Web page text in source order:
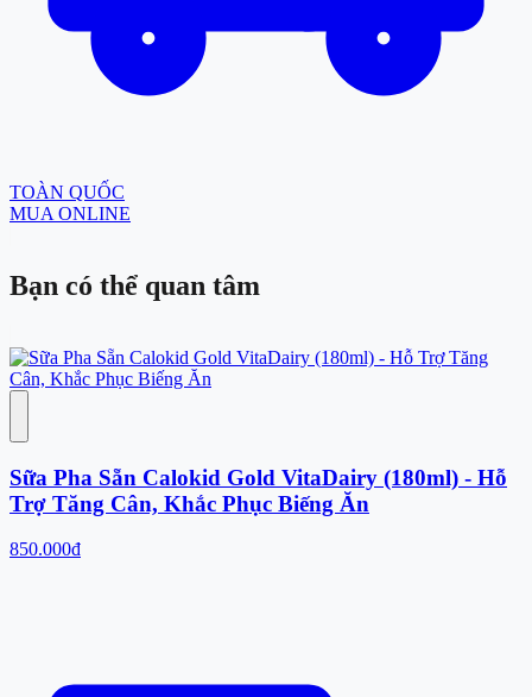
TOÀN QUỐC
MUA ONLINE
Bạn có thể quan tâm
Sữa Pha Sẵn Calokid Gold VitaDairy (180ml) - Hỗ
Trợ Tăng Cân, Khắc Phục Biếng Ăn
850.000đ